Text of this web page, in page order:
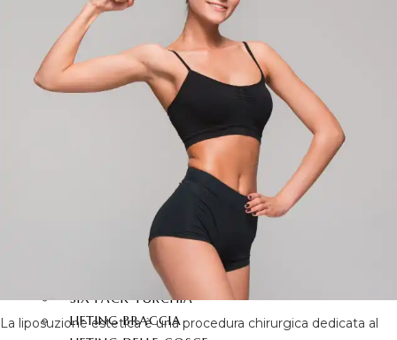
CHIRURGIA DEL
CORPO
LIPOSUZIONE
LIPOSUZIONE VASER
LIPOSUZIONE A 360
ADDOMINOPLASTICA
ADDOMINOPLASTICA 360
MOMMY MAKEOVER
IL LIFTING BRASILIANO DEI
SIX PACK TURCHIA
LIFTING BRACCIA
La liposuzione estetica è una procedura chirurgica dedicata al